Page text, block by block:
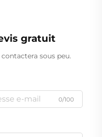
gratuit
sous peu.
0/100